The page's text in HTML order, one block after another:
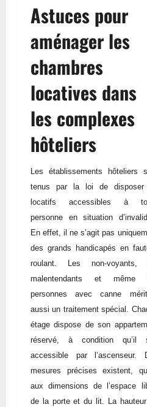
Astuces pour
aménager les
chambres
locatives dans
les complexes
hôteliers
Les établissements hôteliers
tenus par la loi de disposer
locatifs accessibles à
personne en situation
En effet, il ne s’agit pas
des grands handicapés en
roulant. Les non-voyants,
malentendants et même
personnes avec canne
aussi un traitement spécial.
étage dispose de son
réservé, à condition qu’il
accessible par l’ascenseur.
mesures précises existent,
aux dimensions de l’espace
de la porte et du lit. La